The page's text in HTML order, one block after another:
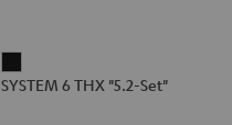
6
SYSTEM 6 THX "5.2-Set"